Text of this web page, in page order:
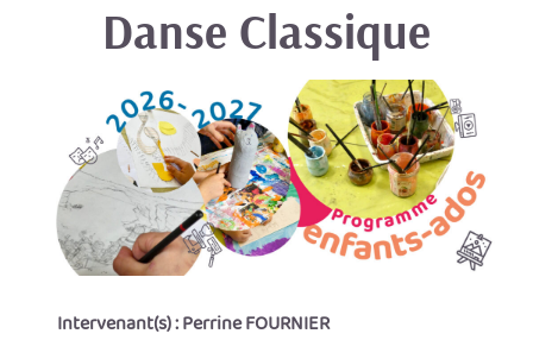
Danse Classique
Intervenant(s) :Perrine FOURNIER